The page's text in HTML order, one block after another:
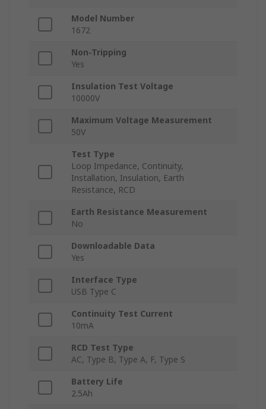
Model Number
1672
Non-Tripping
Yes
Insulation Test Voltage
10000V
Maximum Voltage Measurement
50V
Test Type
Loop Impedance, Continuity,
Installation, Insulation, Earth
Resistance, RCD
Earth Resistance Measurement
No
Downloadable Data
Yes
Interface Type
USB Type C
Continuity Test Current
10mA
RCD Test Type
AC, Type B, Type A, F, Type S
Battery Life
2.5Ah